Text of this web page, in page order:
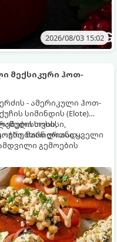
2026/08/03 15:02
მექსიკური ჰოთ-
- ამერიკული ჰოთ-
სიმინდის (Elote)
სოსისი,
მარილიანი ყველი
გემოების
ერთად